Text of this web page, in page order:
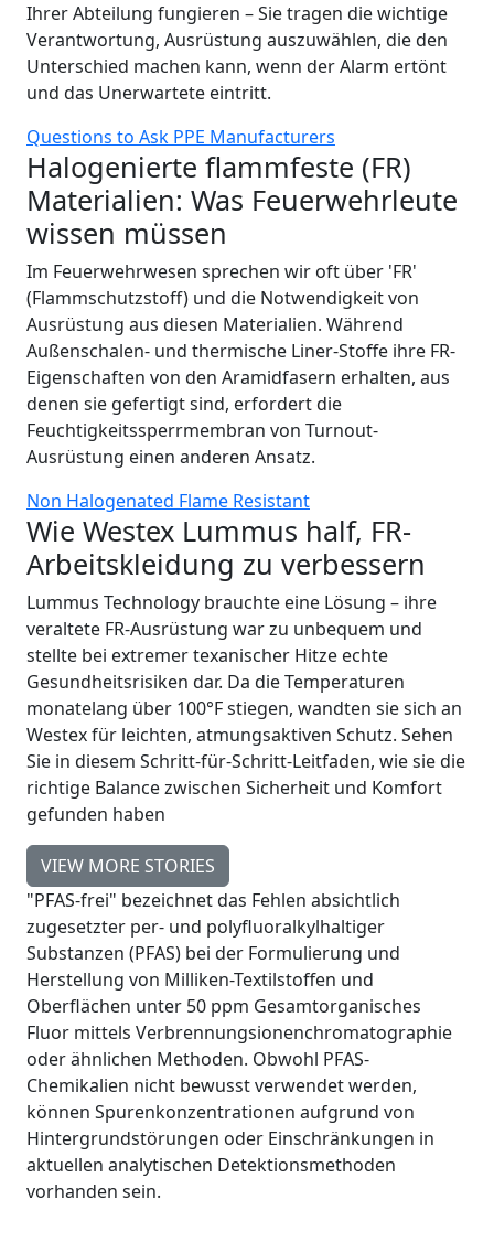
Ihrer Abteilung fungieren – Sie tragen die wichtige
Verantwortung, Ausrüstung auszuwählen, die den
Unterschied machen kann, wenn der Alarm ertönt
und das Unerwartete eintritt.
Questions to Ask PPE Manufacturers
Halogenierte flammfeste (FR)
Materialien: Was Feuerwehrleute
wissen müssen
Im Feuerwehrwesen sprechen wir oft über 'FR'
(Flammschutzstoff) und die Notwendigkeit von
Ausrüstung aus diesen Materialien. Während
Außenschalen- und thermische Liner-Stoffe ihre FR-
Eigenschaften von den Aramidfasern erhalten, aus
denen sie gefertigt sind, erfordert die
Feuchtigkeitssperrmembran von Turnout-
Ausrüstung einen anderen Ansatz.
Non Halogenated Flame Resistant
Wie Westex Lummus half, FR-
Arbeitskleidung zu verbessern
Lummus Technology brauchte eine Lösung – ihre
veraltete FR-Ausrüstung war zu unbequem und
stellte bei extremer texanischer Hitze echte
Gesundheitsrisiken dar. Da die Temperaturen
monatelang über 100°F stiegen, wandten sie sich an
Westex für leichten, atmungsaktiven Schutz. Sehen
Sie in diesem Schritt-für-Schritt-Leitfaden, wie sie die
richtige Balance zwischen Sicherheit und Komfort
gefunden haben
VIEW MORE STORIES
"PFAS-frei" bezeichnet das Fehlen absichtlich
zugesetzter per- und polyfluoralkylhaltiger
Substanzen (PFAS) bei der Formulierung und
Herstellung von Milliken-Textilstoffen und
Oberflächen unter 50 ppm Gesamtorganisches
Fluor mittels Verbrennungsionenchromatographie
oder ähnlichen Methoden. Obwohl PFAS-
Chemikalien nicht bewusst verwendet werden,
können Spurenkonzentrationen aufgrund von
Hintergrundstörungen oder Einschränkungen in
aktuellen analytischen Detektionsmethoden
vorhanden sein.